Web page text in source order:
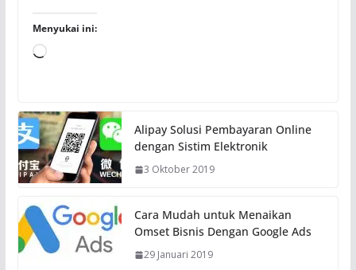
Menyukai ini:
M
u
a
t
.
Alipay Solusi Pembayaran Online
dengan Sistim Elektronik
3 Oktober 2019
Cara Mudah untuk Menaikan
Omset Bisnis Dengan Google Ads
29 Januari 2019